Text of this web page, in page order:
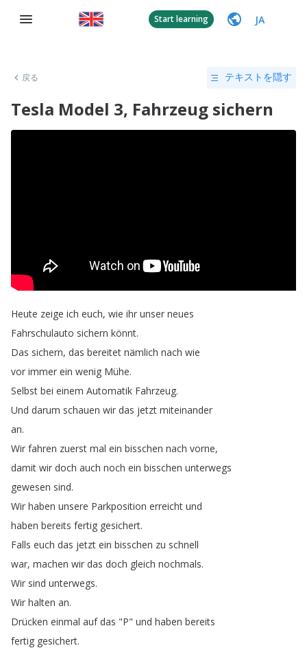
Start learning JA
戻る テキストを隠す
Tesla Model 3, Fahrzeug sichern
Heute zeige ich euch, wie ihr unser neues
Fahrschulauto sichern könnt.
Das sichern, das bereitet nämlich nach wie
vor immer ein wenig Mühe.
Selbst bei einem Automatik Fahrzeug.
Und darum schauen wir das jetzt miteinander
an.
Wir fahren zuerst mal ein bisschen nach vorne,
damit wir doch auch noch ein bisschen unterwegs
gewesen sind.
Wir haben unsere Parkposition erreicht und
haben bereits fertig gesichert.
Falls euch das jetzt ein bisschen zu schnell
war, machen wir das doch gleich nochmals.
Wir sind unterwegs.
Wir halten an.
Drücken einmal auf das "P" und haben bereits
fertig gesichert.